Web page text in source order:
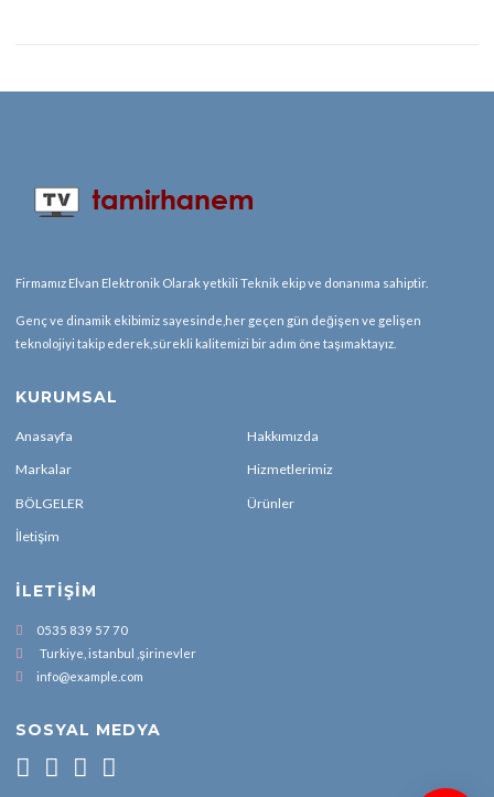
Firmamız Elvan Elektronik Olarak yetkili Teknik ekip ve donanıma sahiptir.
Genç ve dinamik ekibimiz sayesinde,her geçen gün değişen ve gelişen
teknolojiyi takip ederek,sürekli kalitemizi bir adım öne taşımaktayız.
KURUMSAL
Anasayfa Hakkımızda
Markalar Hizmetlerimiz
BÖLGELER Ürünler
İletişim
İLETIŞIM
0535 839 57 70
Turkiye, istanbul ,şirinevler
info@example.com
SOSYAL MEDYA